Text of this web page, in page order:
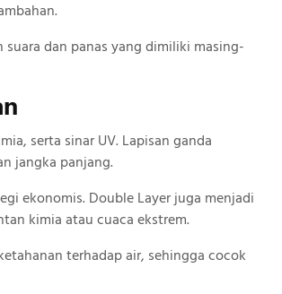
dan panas yang dimiliki masing-
serta sinar UV. Lapisan ganda
jangka panjang.
ekonomis. Double Layer juga menjadi
kimia atau cuaca ekstrem.
terhadap air, sehingga cocok